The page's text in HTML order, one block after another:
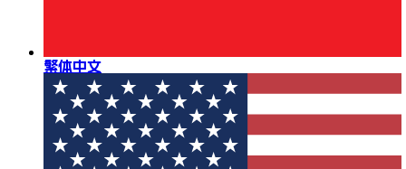
繁体中文